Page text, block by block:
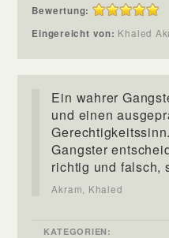
Bewertung:
Eingereicht von: Khaled
Ein wahrer
und einen
Gangster
richtig und falsch,
Akram, Khaled
KATEGORIEN: